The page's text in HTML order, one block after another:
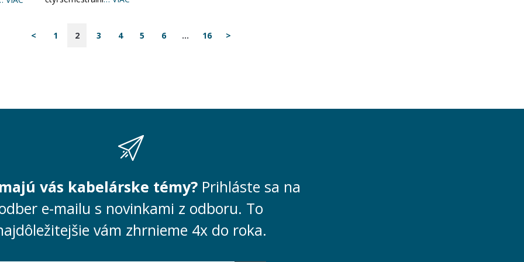
< 1 2 3 4 5 6 ... 16 >
vás kabelárske témy? Prihláste sa na
e-mailu s novinkami z odboru. To
vám zhrnieme 4x do roka.